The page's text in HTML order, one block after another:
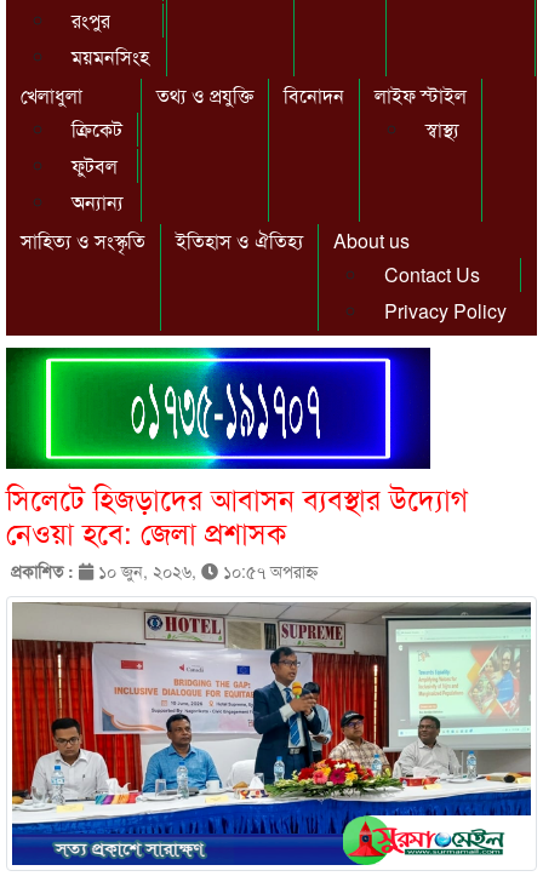
রংপুর
ময়মনসিংহ
খেলাধুলা
ক্রিকেট
ফুটবল
অন্যান্য
তথ্য ও প্রযুক্তি বিনোদন
লাইফ স্টাইল
স্বাস্থ্য
সাহিত্য ও সংস্কৃতি ইতিহাস ও ঐতিহ্য
About us
Contact Us
Privacy Policy
সিলেটে হিজড়াদের আবাসন ব্যবস্থার উদ্যোগ
নেওয়া হবে: জেলা প্রশাসক
প্রকাশিত : ১০ জুন, ২০২৬, ১০:৫৭ অপরাহ্ণ